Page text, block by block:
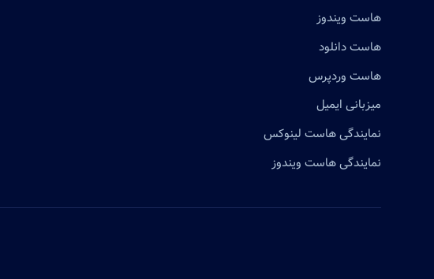
هاست ویندوز
هاست دانلود
هاست وردپرس
میزبانی ایمیل
نمایندگی هاست لینوکس
نمایندگی هاست ویندوز